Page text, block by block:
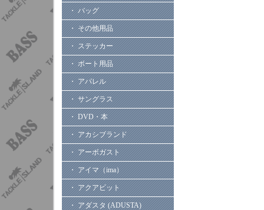
・ バッグ
・ その他用品
・ ステッカー
・ ボート用品
・ アパレル
・ サングラス
・ DVD・本
・ アカシブランド
・ アーボガスト
・ アイマ（ima）
・ アクアビット
・ アダスタ (ADUSTA)